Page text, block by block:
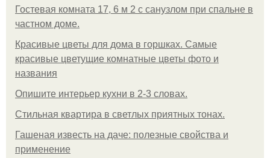
Гостевая комната 17, 6 м 2 с санузлом при спальне в
частном доме.
Красивые цветы для дома в горшках. Самые
красивые цветущие комнатные цветы фото и
названия
Опишите интерьер кухни в 2-3 словах.
Стильная квартира в светлых приятных тонах.
Гашеная известь на даче: полезные свойства и
применение